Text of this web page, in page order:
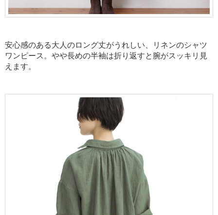
安心感のある大人のロング丈がうれしい、リネンのシャツ
ワンピース。やや長めの半袖は折り返すと腕がスッキリ見
えます。